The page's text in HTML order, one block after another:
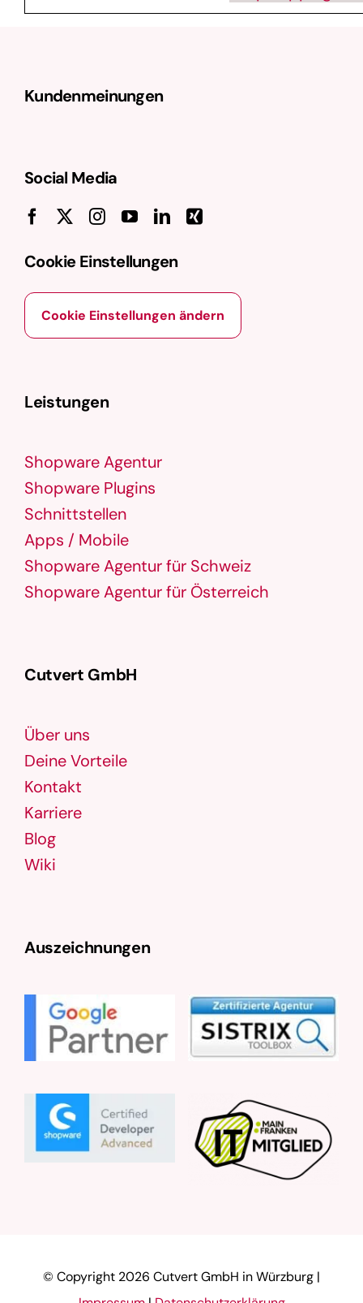
Kundenmeinungen
Social Media
Cookie Einstellungen
Cookie Einstellungen ändern
Leistungen
Shopware Agentur
Shopware Plugins
Schnittstellen
Apps / Mobile
Shopware Agentur für Schweiz
Shopware Agentur für Österreich
Cutvert GmbH
Über uns
Deine Vorteile
Kontakt
Karriere
Blog
Wiki
Auszeichnungen
© Copyright 2026 Cutvert GmbH in Würzburg |